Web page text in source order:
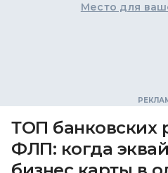
Место для
ТОП банковских
ФЛП: когда